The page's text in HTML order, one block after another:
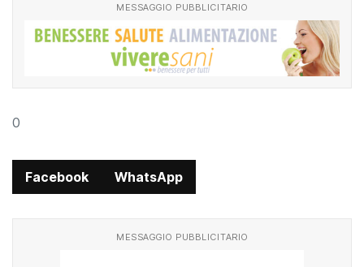
MESSAGGIO PUBBLICITARIO
0
Facebook WhatsApp
MESSAGGIO PUBBLICITARIO